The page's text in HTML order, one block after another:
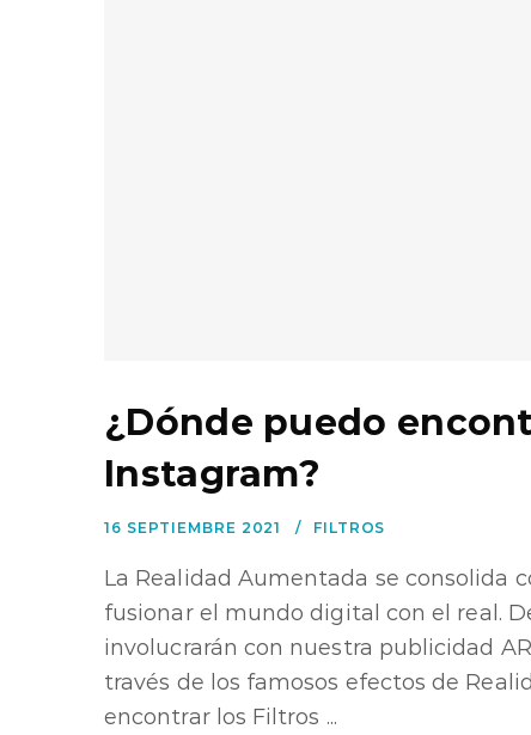
¿Dónde puedo
Instagram?
16 SEPTIEMBRE 2021 FILTROS
La Realidad Aumentada se consolida
fusionar el mundo digital con el real.
involucrarán con nuestra publicidad
través de los famosos efectos de
encontrar los Filtros ...